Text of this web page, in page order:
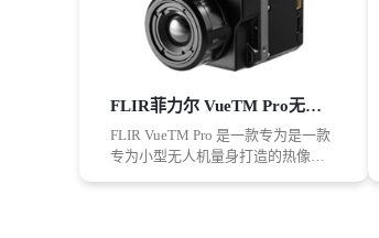
FLIR菲力尔 VueTM Pro无人机热成像相机
FLIR VueTM Pro 是一款专为是一款
专为小型无人机量身打造的热像仪